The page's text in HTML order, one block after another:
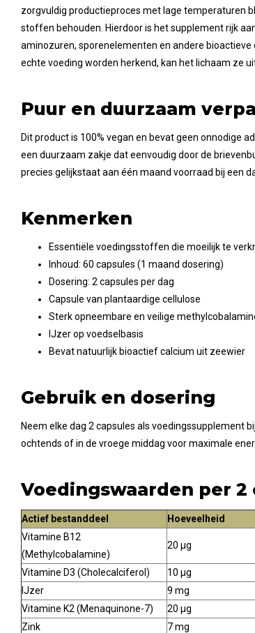
zorgvuldig productieproces met lage temperaturen
stoffen behouden. Hierdoor is het supplement rijk
aminozuren, sporenelementen en andere
echte voeding worden herkend, kan het lichaam ze
Puur en duurzaam
Dit product is 100% vegan en bevat geen onnodige
een duurzaam zakje dat eenvoudig door de
precies gelijkstaat aan één maand voorraad bij een
Kenmerken
Essentiële voedingsstoffen die moeilijk te
Inhoud: 60 capsules (1 maand dosering)
Dosering: 2 capsules per dag
Capsule van plantaardige cellulose
Sterk opneembare en veilige
IJzer op voedselbasis
Bevat natuurlijk bioactief calcium uit zeewier
Gebruik en dosering
Neem elke dag 2 capsules als voedingssupplement
ochtends of in de vroege middag voor maximale
Voedingswaarden per 2
Actief bestanddeel Hoeveelheid
Vitamine B12
(Methylcobalamine)
20 µg
Vitamine D3 (Cholecalciferol) 10 µg
IJzer
9 mg
Vitamine K2 (Menaquinone-7)
20 µg
Zink
7 mg